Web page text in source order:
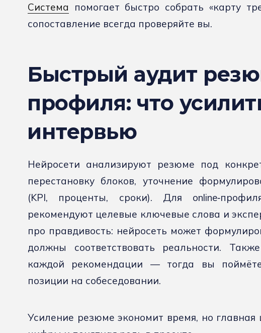
Система помогает быстро собрать «карту
сопоставление всегда проверяйте вы.
Быстрый аудит
профиля: что
интервью
Нейросети анализируют резюме под
перестановку блоков, уточнение
(KPI, проценты, сроки). Для
рекомендуют целевые ключевые слова и
про правдивость: нейросеть может
должны соответствовать реальности.
каждой рекомендации — тогда вы
позиции на собеседовании.
Усиление резюме экономит время, но